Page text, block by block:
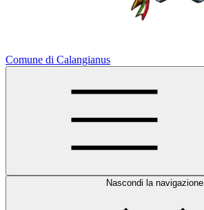
Comune di Calangianus
Nascondi la navigazione